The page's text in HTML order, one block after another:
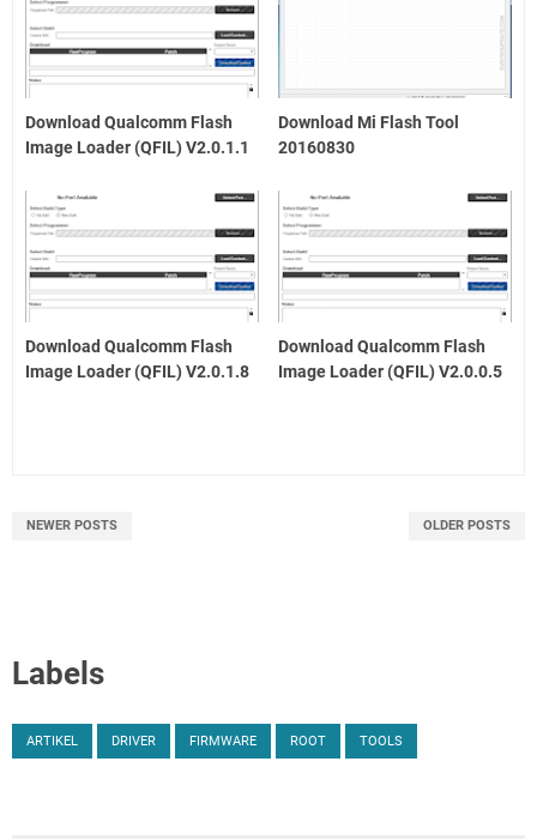
Download Qualcomm Flash
Image Loader (QFIL) V2.0.1.1
Download Mi Flash Tool
20160830
Download Qualcomm Flash
Image Loader (QFIL) V2.0.1.8
Download Qualcomm Flash
Image Loader (QFIL) V2.0.0.5
NEWER POSTS OLDER POSTS
Labels
ARTIKEL DRIVER FIRMWARE ROOT TOOLS